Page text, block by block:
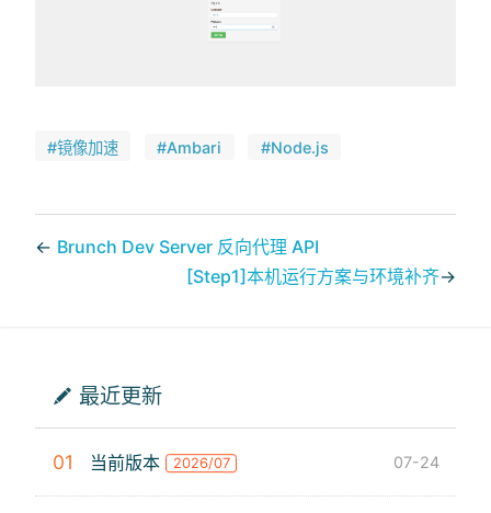
#镜像加速 #Ambari #Node.js
← Brunch Dev Server 反向代理 API
[Step1]本机运行方案与环境补齐→
最近更新
01 当前版本 2026/07 07-24